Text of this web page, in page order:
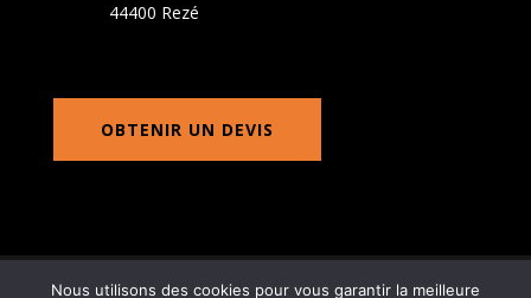
44400 Rezé
OBTENIR UN DEVIS
Nous utilisons des cookies pour vous garantir la meilleure